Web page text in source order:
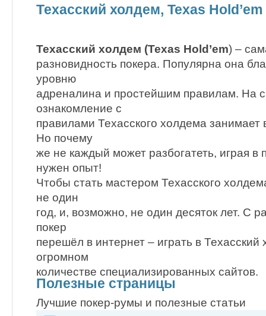
Техасский холдем, Texas Hold’em
Техасский холдем (Texas Hold’em) –
разновидность покера. Популярна она
уровню
адреналина и простейшим правилам. На
ознакомление с
правилами Техасского холдема занимает
Но почему
же не каждый может разбогатеть, играя в
нужен опыт!
Чтобы стать мастером Техасского
не один
год, и, возможно, не один десяток лет. С
покер
перешёл в интернет – играть в
огромном
количестве специализированных сайтов.
Полезные страницы
Лучшие покер-румы и полезные статьи